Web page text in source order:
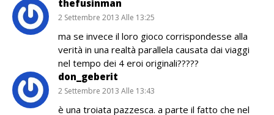
thefusinman
2 Settembre 2013 Alle 13:25
ma se invece il loro gioco corrispondesse alla
verità in una realtà parallela causata dai viaggi
nel tempo dei 4 eroi originali?????
don_geberit
2 Settembre 2013 Alle 13:43
è una troiata pazzesca. a parte il fatto che nel